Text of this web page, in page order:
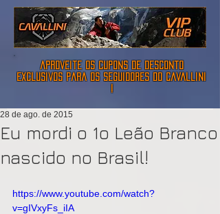
aproveite os cupons de desconto
exclusivos para os seguidores do cavallini
Eu mordi o 1o Leão Branco
nascido no Brasil!
28 de ago. de 2015
https://www.youtube.com/watch?
v=gIVxyFs_iIA